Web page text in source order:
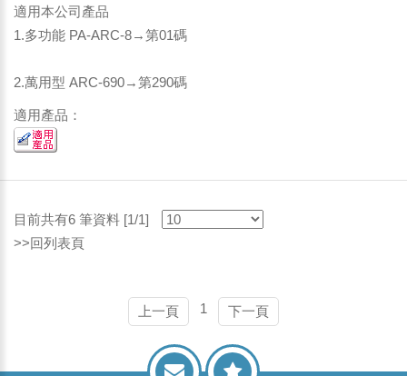
適用本公司產品
1.多功能 PA-ARC-8→第01碼
2.萬用型 ARC-690→第290碼
適用產品：
目前共有6 筆資料 [1/1]
>>回列表頁
上一頁 1 下一頁